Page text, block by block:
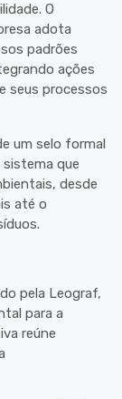
O
adota
padrões
ações
seus processos
um selo formal
que
desde
até o
pela Leograf,
para a
reúne